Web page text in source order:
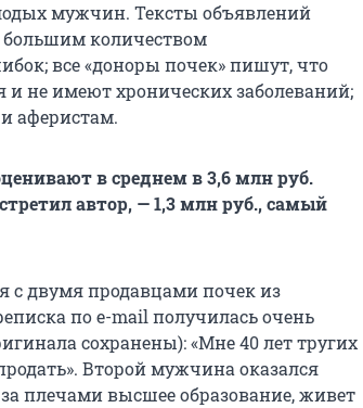
мужчин. Тексты объявлений
количеством
все «доноры почек» пишут, что
не имеют хронических заболеваний;
аферистам.
в среднем в 3,6 млн руб.
автор, — 1,3 млн руб., самый
с двумя продавцами почек из
по e-mail получилась очень
сохранены): «Мне 40 лет тругих
Второй мужчина оказался
плечами высшее образование, живет